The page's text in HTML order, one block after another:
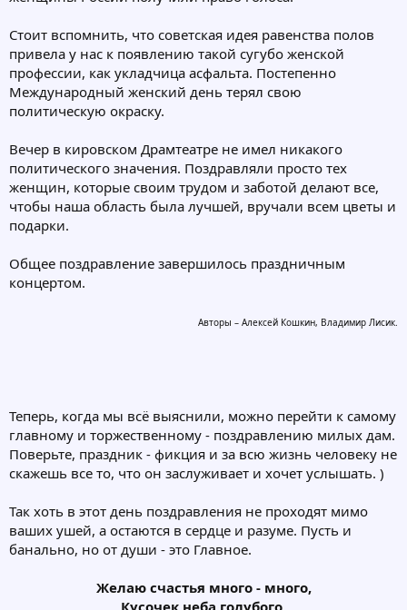
Стоит вспомнить, что советская идея равенства полов
привела у нас к появлению такой сугубо женской
профессии, как укладчица асфальта. Постепенно
Международный женский день терял свою
политическую окраску.
Вечер в кировском Драмтеатре не имел никакого
политического значения. Поздравляли просто тех
женщин, которые своим трудом и заботой делают все,
чтобы наша область была лучшей, вручали всем цветы и
подарки.
Общее поздравление завершилось праздничным
концертом.
Авторы – Алексей Кошкин, Владимир Лисик.
Теперь, когда мы всё выяснили, можно перейти к самому
главному и торжественному - поздравлению милых дам.
Поверьте, праздник - фикция и за всю жизнь человеку не
скажешь все то, что он заслуживает и хочет услышать. )
Так хоть в этот день поздравления не проходят мимо
ваших ушей, а остаются в сердце и разуме. Пусть и
банально, но от души - это Главное.
Желаю счастья много - много,